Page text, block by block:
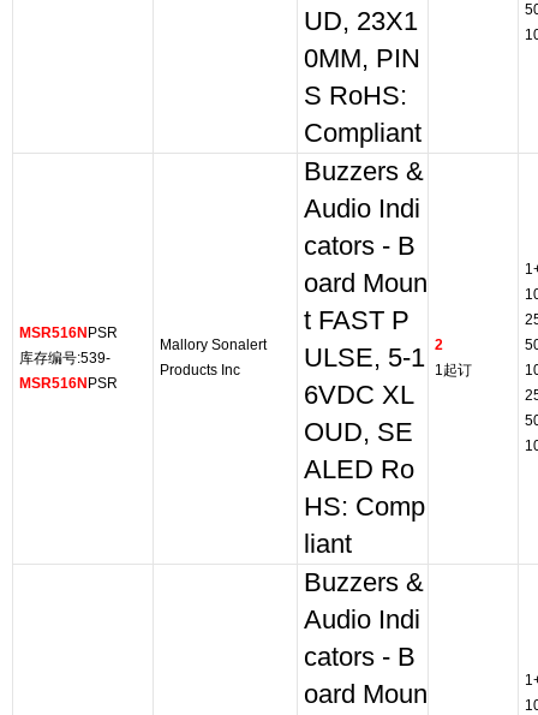
UD, 23X1
0MM, PIN
S RoHS:
Compliant
MSR516N PSR
库存编号:539-
MSR516N PSR
Mallory Sonalert
Products Inc
Buzzers &
Audio Indi
cators - B
oard Moun
t FAST P
ULSE, 5-1
6VDC XL
OUD, SE
ALED Ro
HS: Comp
liant
2
1起订
Buzzers &
Audio Indi
cators - B
oard Moun